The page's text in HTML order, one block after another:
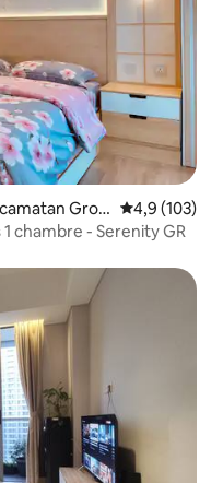
Grog Évaluation
4,9 (103)
chambre - Serenity GR